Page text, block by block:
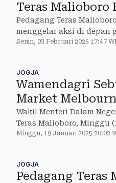
Teras Malioboro
Pedagang Teras
menggelar aksi di depan
Senin, 03 Februari 2025 17:47
JOGJA
Wamendagri
Market
Wakil Menteri Dalam
Teras Malioboro, Minggu
Minggu, 19 Januari 2025 20:02
JOGJA
Pedagang Teras